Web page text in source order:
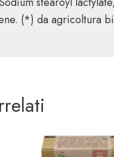
(*) da agricoltura